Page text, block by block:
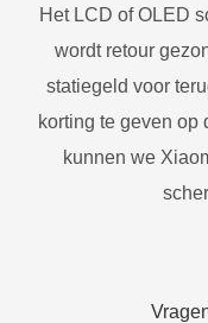
Het LCD of OLED
wordt retour
statiegeld voor
korting te geven op
kunnen we